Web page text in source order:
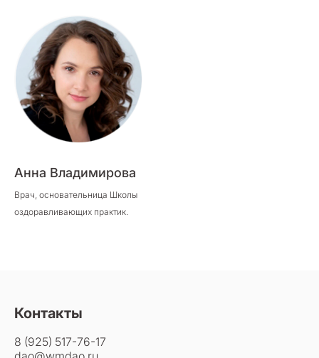
Анна Владимирова
Врач, основательница Школы
оздоравливающих практик.
Контакты
8 (925) 517-76-17